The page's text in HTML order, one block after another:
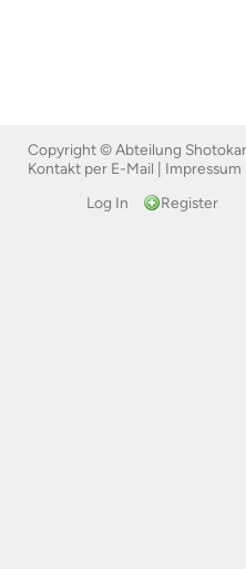
Copyright © Abteilung
Kontakt per E-Mail
Impressum
Log In
Register